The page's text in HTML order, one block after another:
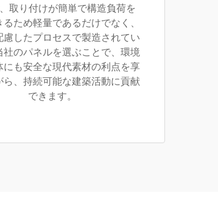
取り付けが簡単で構造負荷を
ため軽量であるだけでなく、
慮したプロセスで製造されてい
社のパネルを選ぶことで、環境
にも安全な現代素材の利点を享
ら、持続可能な建築活動に貢献
できます。